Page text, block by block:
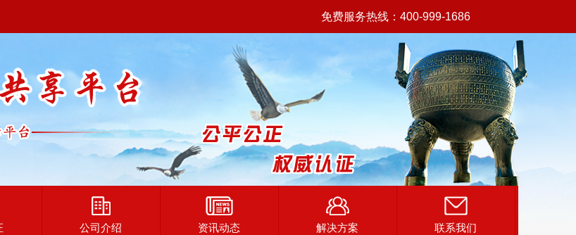
免费服务热线：400-999-1686
公司介绍 资讯动态 解决方案 联系我们